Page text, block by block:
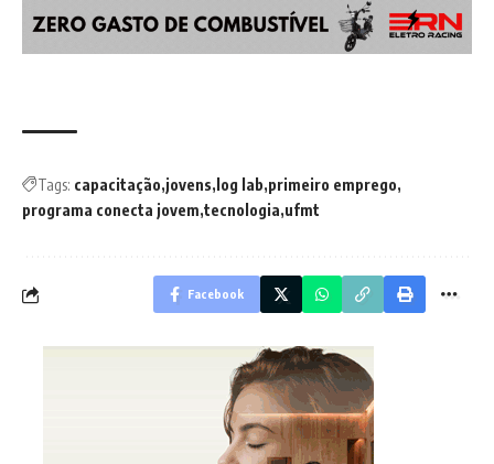
Tags: capacitação jovens log lab primeiro emprego
programa conecta jovem tecnologia ufmt
Facebook